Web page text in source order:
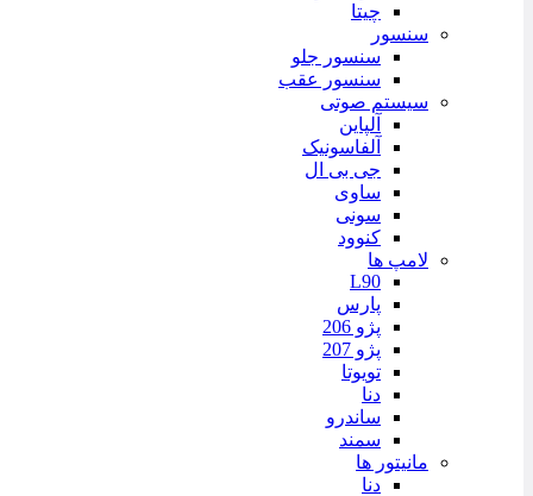
چیتا
سنسور
سنسور جلو
سنسور عقب
سیستم صوتی
آلپاین
آلفاسونیک
جی بی ال
ساوی
سونی
کنوود
لامپ ها
L90
پارس
پژو 206
پژو 207
تویوتا
دنا
ساندرو
سمند
مانیتور ها
دنا